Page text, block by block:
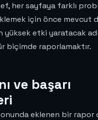
her sayfaya farklı
için önce mevcut
yüksek etki yaratacak
biçimde raporlamaktır.
ve başarı
eklenen bir rapor